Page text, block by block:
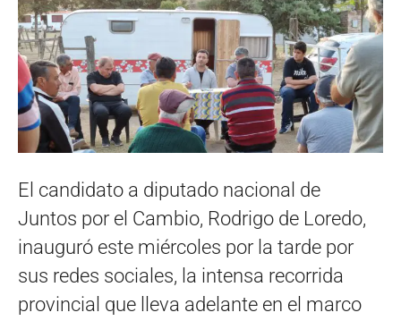
El candidato a diputado nacional de
Juntos por el Cambio, Rodrigo de Loredo,
inauguró este miércoles por la tarde por
sus redes sociales, la intensa recorrida
provincial que lleva adelante en el marco